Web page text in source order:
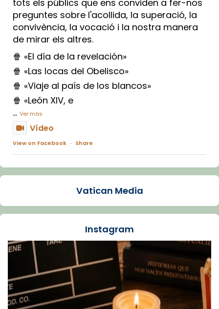
tots els públics que ens conviden a fer-nos
preguntes sobre l'acollida, la superació, la
convivència, la vocació i la nostra manera
de mirar els altres.
🍿 «El día de la revelación»
🍿 «Las locas del Obelisco»
🍿 «Viaje al país de los blancos»
🍿 «León XIV, e
... Ver más
Vídeo
View on Facebook · Share
Arquebisbat de Barcelona
La Carmina va patir depressió. Fa gairebé
dos mesos, a l'Estadi Lluís Companys, la
Recupera l'entrevista comp
Vatican
tican News 👇
www.vaticannews.va/es/iglesia/news/2026-
07/carmina-historia-depresion-papa-viaje-
espana-testimoni...
Vatican Media
Instagram